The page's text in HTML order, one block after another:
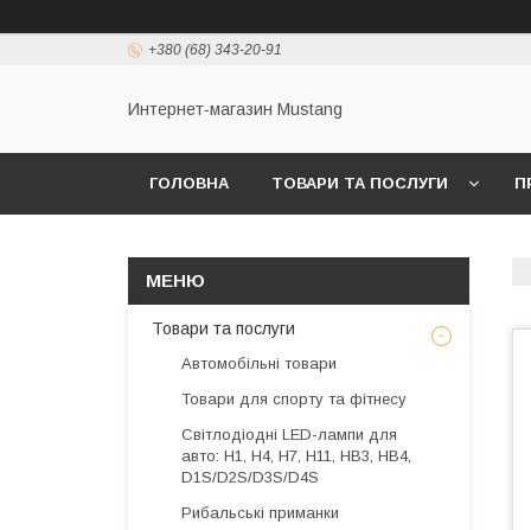
+380 (68) 343-20-91
Интернет-магазин Mustang
ГОЛОВНА ТОВАРИ ТА ПОСЛУГИ
Товари та послуги
Автомобільні товари
Товари для спорту та фітнесу
Світлодіодні LED-лампи для
авто: H1, H4, H7, H11, HB3, HB4,
D1S/D2S/D3S/D4S
Рибальські приманки